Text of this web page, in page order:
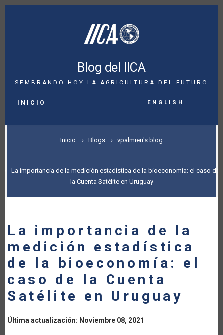
Pasar
Blog del IICA
SEMBRANDO HOY LA AGRICULTURA DEL FUTURO
NAVIGATION
INICIO English
SOBRESCRIBIR
DE
AYUDA
LA
NAVEGACIÓN
Inicio Blogs vpalmieri's blog
La importancia de la medición estadística de la bioeconomía: el caso de
la Cuenta Satélite en Uruguay
La importancia de la
medición estadística
de la bioeconomía: el
caso de la Cuenta
Satélite en Uruguay
Última actualización: Noviembre 08, 2021